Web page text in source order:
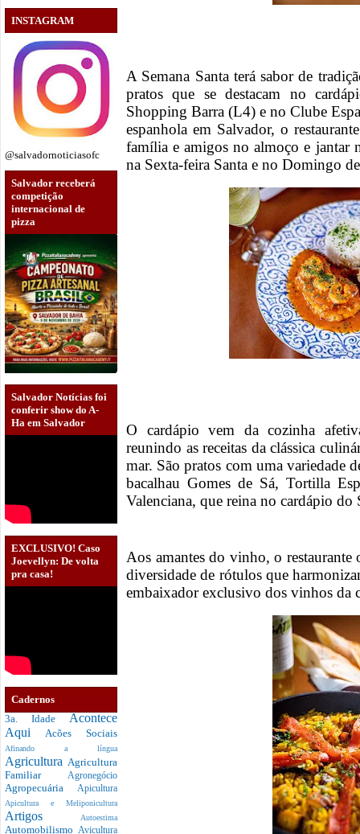
INSTAGRAM
@salvadornoticiasofc
Salvador receberá
competição
internacional de
pizza
Salvador Notícias foi
conferir show do A-
Ha em Salvador
EXCLUSIVO! Caso
Joevellyn: De volta
pra casa!
Cadernos
3a. Idade Acontece
Aqui Acões Sociais
Afinando a língua
Agricultura Agricultura
Familiar Agronegócio
Agropecuária Apicultura
Apicultura e Meliponicultura
Artigos Autoestima
Automobilismo Avicultura
A Semana Santa terá sabor de
pratos que se destacam no
Shopping Barra (L4) e no Clube
espanhola em Salvador, o
família e amigos no almoço e jantar
na Sexta-feira Santa e no Domingo
O cardápio vem da cozinha
reunindo as receitas da clássica
mar. São pratos com uma variedade
bacalhau Gomes de Sá, Tortilla
Valenciana, que reina no cardápio do
Aos amantes do vinho, o restaurante
diversidade de rótulos que
embaixador exclusivo dos vinhos